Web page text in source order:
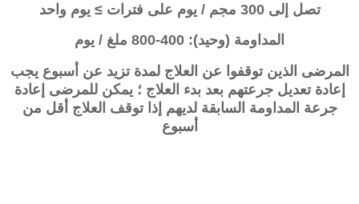
تصل إلى 300 مجم / يوم على فترات ≥ يوم واحد
المداومة (وحيد): 400-800 ملغ / يوم
المرضى الذين توقفوا عن العلاج لمدة تزيد عن أسبوع يجب
إعادة تعديل جرعتهم بعد بدء العلاج ؛ يمكن للمرضى إعادة
جرعة المداومة السابقة لديهم إذا توقف العلاج أقل من
أسبوع